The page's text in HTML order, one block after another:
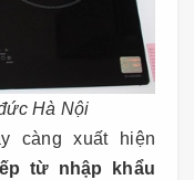
Hà Nội
càng xuất hiện
từ nhập khẩu